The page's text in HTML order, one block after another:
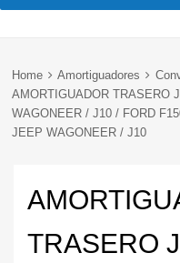
Home Amortiguadores
AMORTIGUADOR TRASERO
WAGONEER / J10 / FORD
JEEP WAGONEER / J10
TRASERO